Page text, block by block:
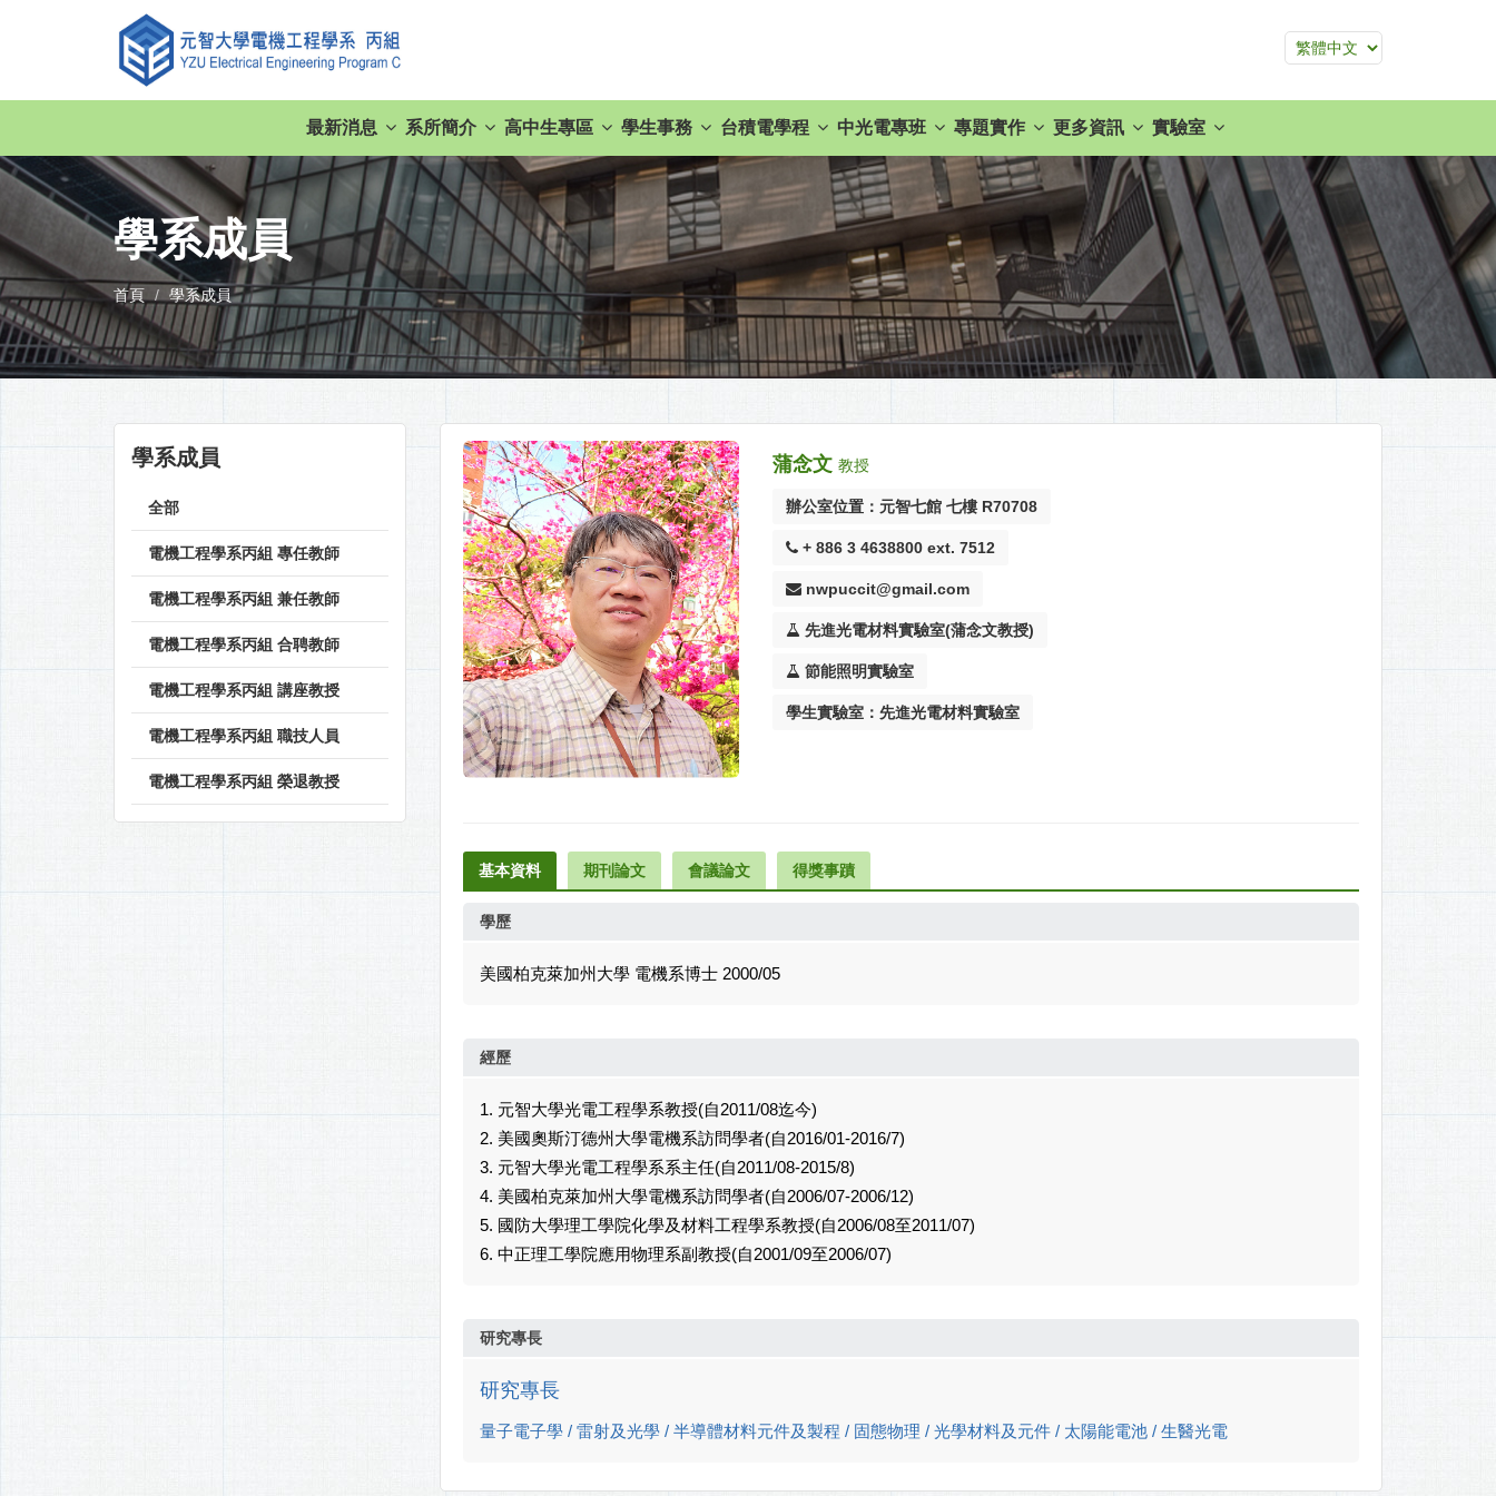
最新消息 系所簡介 高中生專區 學生事務 台積電學程 中光電專班 專題實作 更多資訊 實驗室
學系成員
首頁 學系成員
學系成員
全部
電機工程學系丙組 專任教師
電機工程學系丙組 兼任教師
電機工程學系丙組 合聘教師
電機工程學系丙組 講座教授
電機工程學系丙組 職技人員
電機工程學系丙組 榮退教授
蒲念文 教授
辦公室位置：元智七館 七樓 R70708
+ 886 3 4638800 ext. 7512
nwpuccit@gmail.com
先進光電材料實驗室(蒲念文教授)
節能照明實驗室
學生實驗室：先進光電材料實驗室
基本資料 期刊論文 會議論文 得獎事蹟
學歷
美國柏克萊加州大學 電機系博士 2000/05
經歷
1. 元智大學光電工程學系教授(自2011/08迄今)
2. 美國奧斯汀德州大學電機系訪問學者(自2016/01-2016/7)
3. 元智大學光電工程學系系主任(自2011/08-2015/8)
4. 美國柏克萊加州大學電機系訪問學者(自2006/07-2006/12)
5. 國防大學理工學院化學及材料工程學系教授(自2006/08至2011/07)
6. 中正理工學院應用物理系副教授(自2001/09至2006/07)
研究專長
研究專長
量子電子學 / 雷射及光學 / 半導體材料元件及製程 / 固態物理 / 光學材料及元件 / 太陽能電池 / 生醫光電